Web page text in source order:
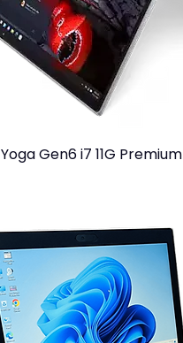
Gen6 i7 11G Premium